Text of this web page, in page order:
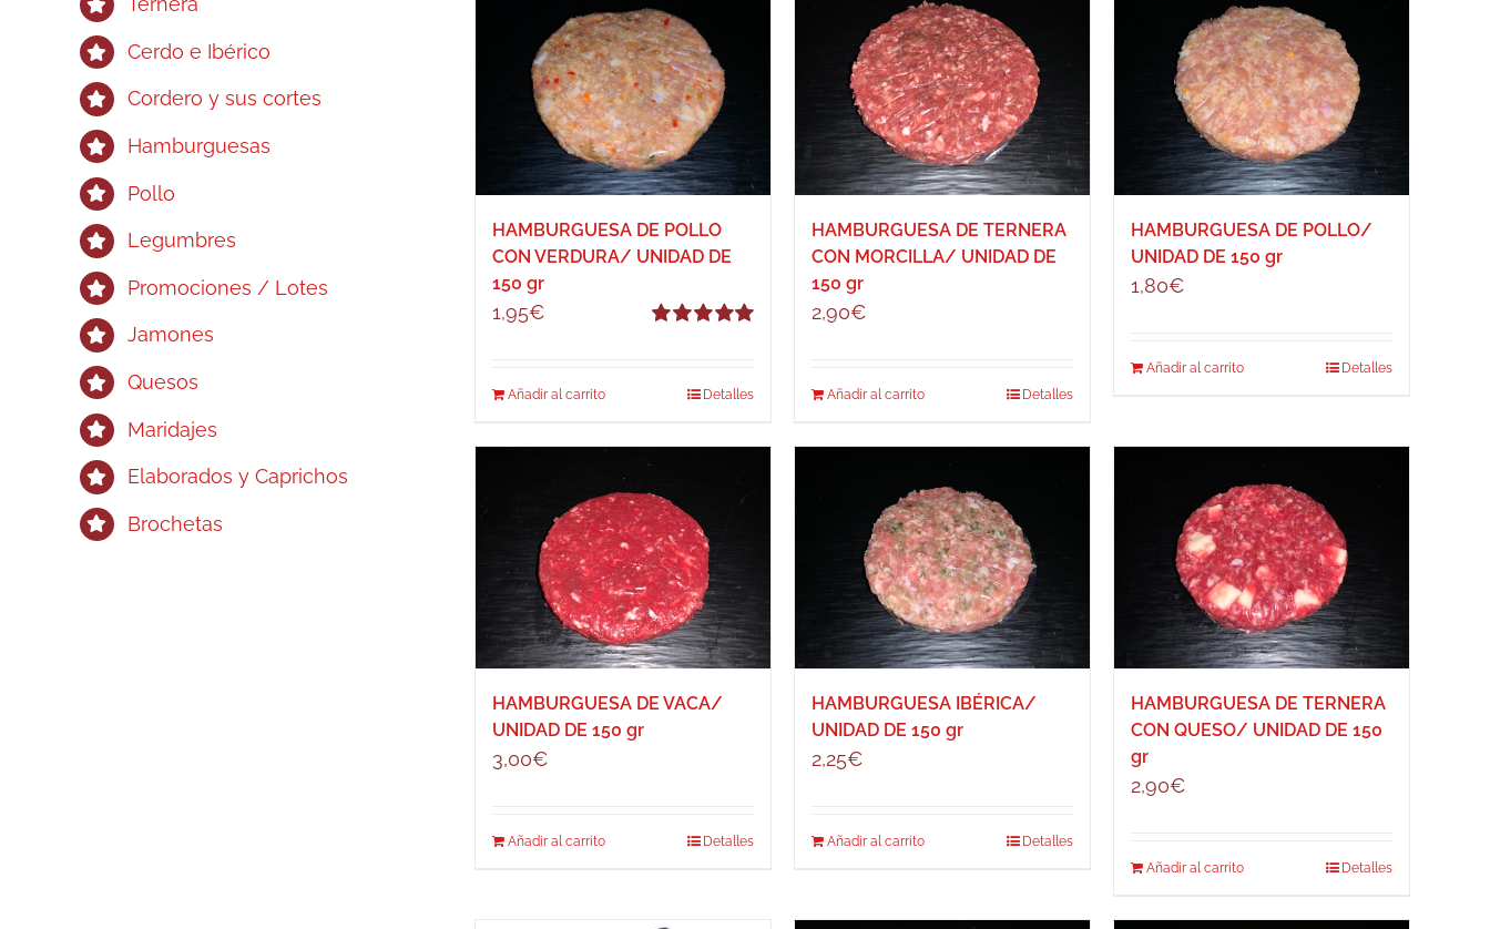
HAMBURGUESA DE POLLO
CON VERDURA/ UNIDAD DE
150 gr
1,95€
Añadir al carrito Detalles
HAMBURGUESA DE TERNERA
CON MORCILLA/ UNIDAD DE
150 gr
2,90€
Añadir al carrito Detalles
HAMBURGUESA DE POLLO/
UNIDAD DE 150 gr
1,80€
Añadir al carrito Detalles
HAMBURGUESA DE VACA/
UNIDAD DE 150 gr
3,00€
Añadir al carrito Detalles
HAMBURGUESA IBÉRICA/
UNIDAD DE 150 gr
2,25€
Añadir al carrito Detalles
HAMBURGUESA DE TERNERA
CON QUESO/ UNIDAD DE 150
gr
2,90€
Añadir al carrito Detalles
Cerdo e Ibérico
Cordero y sus cortes
Hamburguesas
Pollo
Legumbres
Promociones / Lotes
Jamones
Quesos
Maridajes
Elaborados y Caprichos
Brochetas